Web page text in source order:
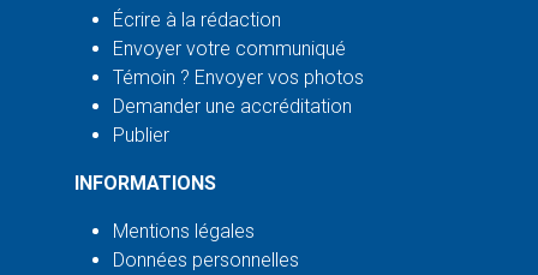
Écrire à la rédaction
Envoyer votre communiqué
Témoin ? Envoyer vos photos
Demander une accréditation
Publier
INFORMATIONS
Mentions légales
Données personnelles